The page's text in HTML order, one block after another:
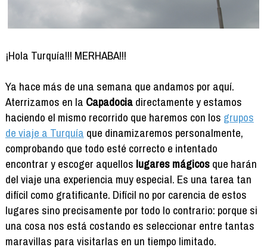
¡Hola Turquía!!! MERHABA!!!
Ya hace más de una semana que andamos por aquí.
Aterrizamos en la Capadociadirectamente y estamos
haciendo el mismo recorrido que haremos con los grupos
de viaje a Turquía que dinamizaremos personalmente,
comprobando que todo esté correcto e intentado
encontrar y escoger aquellos lugares mágicosque harán
del viaje una experiencia muy especial. Es una tarea tan
difícil como gratificante. Difícil no por carencia de estos
lugares sino precisamente por todo lo contrario: porque si
una cosa nos está costando es seleccionar entre tantas
maravillas para visitarlas en un tiempo limitado.